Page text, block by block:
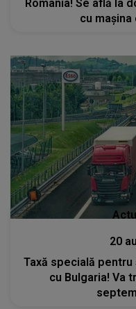
România! Se află la
cu mașina
20
Taxă specială
cu Bulgaria! Va